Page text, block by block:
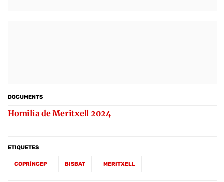
DOCUMENTS
Homilia de Meritxell 2024
ETIQUETES
COPRÍNCEP BISBAT MERITXELL